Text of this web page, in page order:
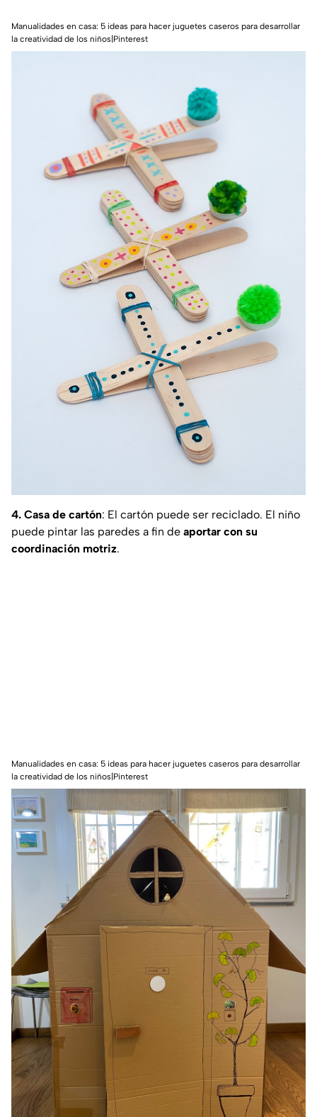
Manualidades en casa: 5 ideas para hacer juguetes caseros para desarrollar
la creatividad de los niños|Pinterest
4. Casa de cartón: El cartón puede ser reciclado. El niño
puede pintar las paredes a fin de aportar con su
coordinación motriz.
Manualidades en casa: 5 ideas para hacer juguetes caseros para desarrollar
la creatividad de los niños|Pinterest